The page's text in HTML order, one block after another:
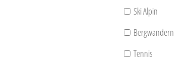
Ski Alpin
Bergwandern
Tennis